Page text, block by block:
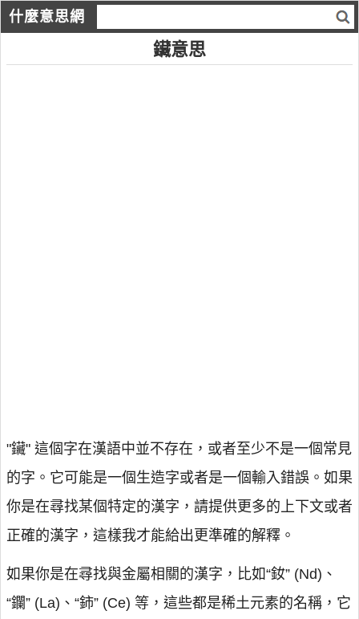
什麼意思網
鑶意思
"鑶" 這個字在漢語中並不存在，或者至少不是一個常見
的字。它可能是一個生造字或者是一個輸入錯誤。如果
你是在尋找某個特定的漢字，請提供更多的上下文或者
正確的漢字，這樣我才能給出更準確的解釋。
如果你是在尋找與金屬相關的漢字，比如“釹” (Nd)、
“鑭” (La)、“鈰” (Ce) 等，這些都是稀土元素的名稱，它